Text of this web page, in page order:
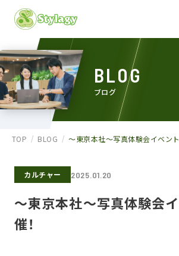
BLOG
ブログ
TOP BLOG ～東京本社～写真体験会イベント
カルチャー 2025.01.20
～東京本社～写真体験会
催！